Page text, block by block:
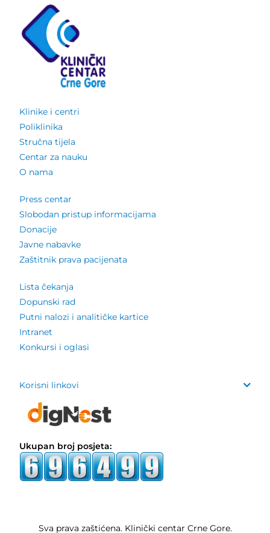
Klinike i centri
Poliklinika
Stručna tijela
Centar za nauku
O nama
Press centar
Slobodan pristup informacijama
Donacije
Javne nabavke
Zaštitnik prava pacijenata
Lista čekanja
Dopunski rad
Putni nalozi i analitičke kartice
Intranet
Konkursi i oglasi
Korisni linkovi
Ukupan broj posjeta:
Sva prava zaštićena. Klinički centar Crne Gore.